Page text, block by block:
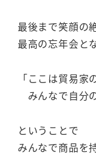
最後まで笑顔の
最高の忘年会と
「ここは貿易家
みんなで自分
ということで
みんなで商品を